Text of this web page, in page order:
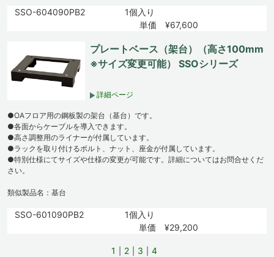
SSO-604090PB2
1個入り
単価 ¥67,600
プレートベース（架台）（高さ100mm
※サイズ変更可能） SSOシリーズ
詳細ページ
●OAフロア用の鋼板製の架台（基台）です。
●各面からケーブルを導入できます。
●高さ調整用のライナーが付属しています。
●ラックを取り付けるボルト、ナット、座金が付属しています。
●特別仕様にてサイズや仕様の変更が可能です。詳細についてはお問合せくだ
さい。
類似製品名：基台
SSO-601090PB2
1個入り
単価 ¥29,200
1 2 3 4